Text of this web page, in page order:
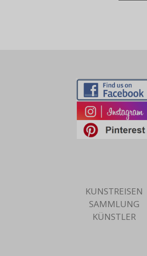
KUNSTREISEN
SAMMLUNG
KÜNSTLER